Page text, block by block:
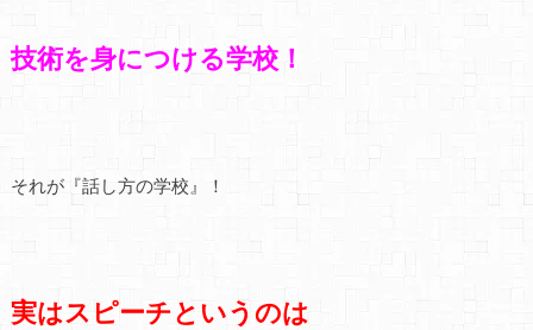
技術を身につける学校！
それが『話し方の学校』！
実はスピーチというのは